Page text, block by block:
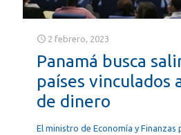
2 febrero, 2023
Panamá busca
países vinculados
de dinero
El ministro de Economía y Finanzas